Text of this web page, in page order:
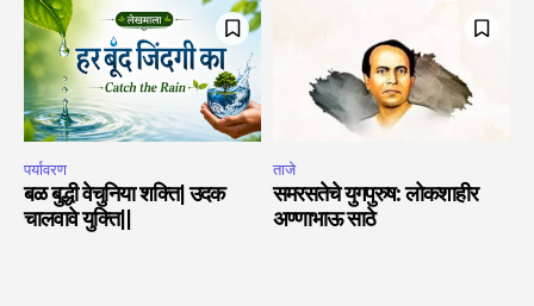
पर्यावरण
बळ बुद्धी वेचुनिया शक्ति| उदक
चालवावे युक्ति||
ताजे
समरसतेचे युगपुरुष: लोकशाहीर
अण्णाभाऊ साठे